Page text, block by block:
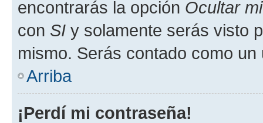
encontrarás la opción Ocultar
con SI y solamente serás visto
mismo. Serás contado como un
Arriba
¡Perdí mi contraseña!